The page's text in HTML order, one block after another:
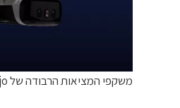
משקפי המציאות הרבודה של Varjo הכוללים את המעבד של אינואיטיב